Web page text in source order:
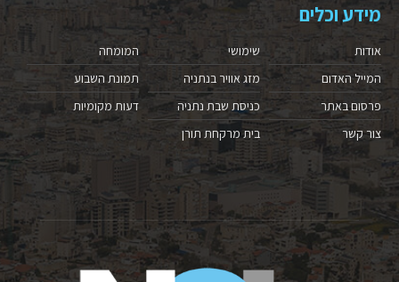
מידע וכלים
אודות
המייל האדום
פרסום באתר
צור קשר
שימושי
מזג אוויר בנתניה
כניסת שבת נתניה
בית מרקחת תורן
המומחה
תמונת השבוע
דעות מקומיות